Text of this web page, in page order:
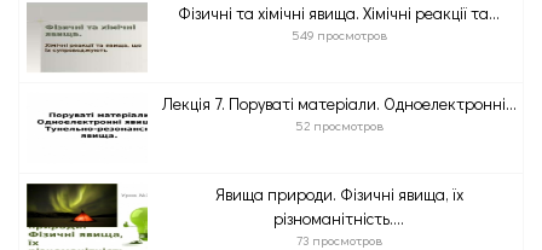
Фізичні та хімічні явища. Хімічні реакції та...
549 просмотров
Лекція 7. Поруваті матеріали. Одноелектронні...
52 просмотров
Явища природи. Фізичні явища, їх
різноманітність....
73 просмотров